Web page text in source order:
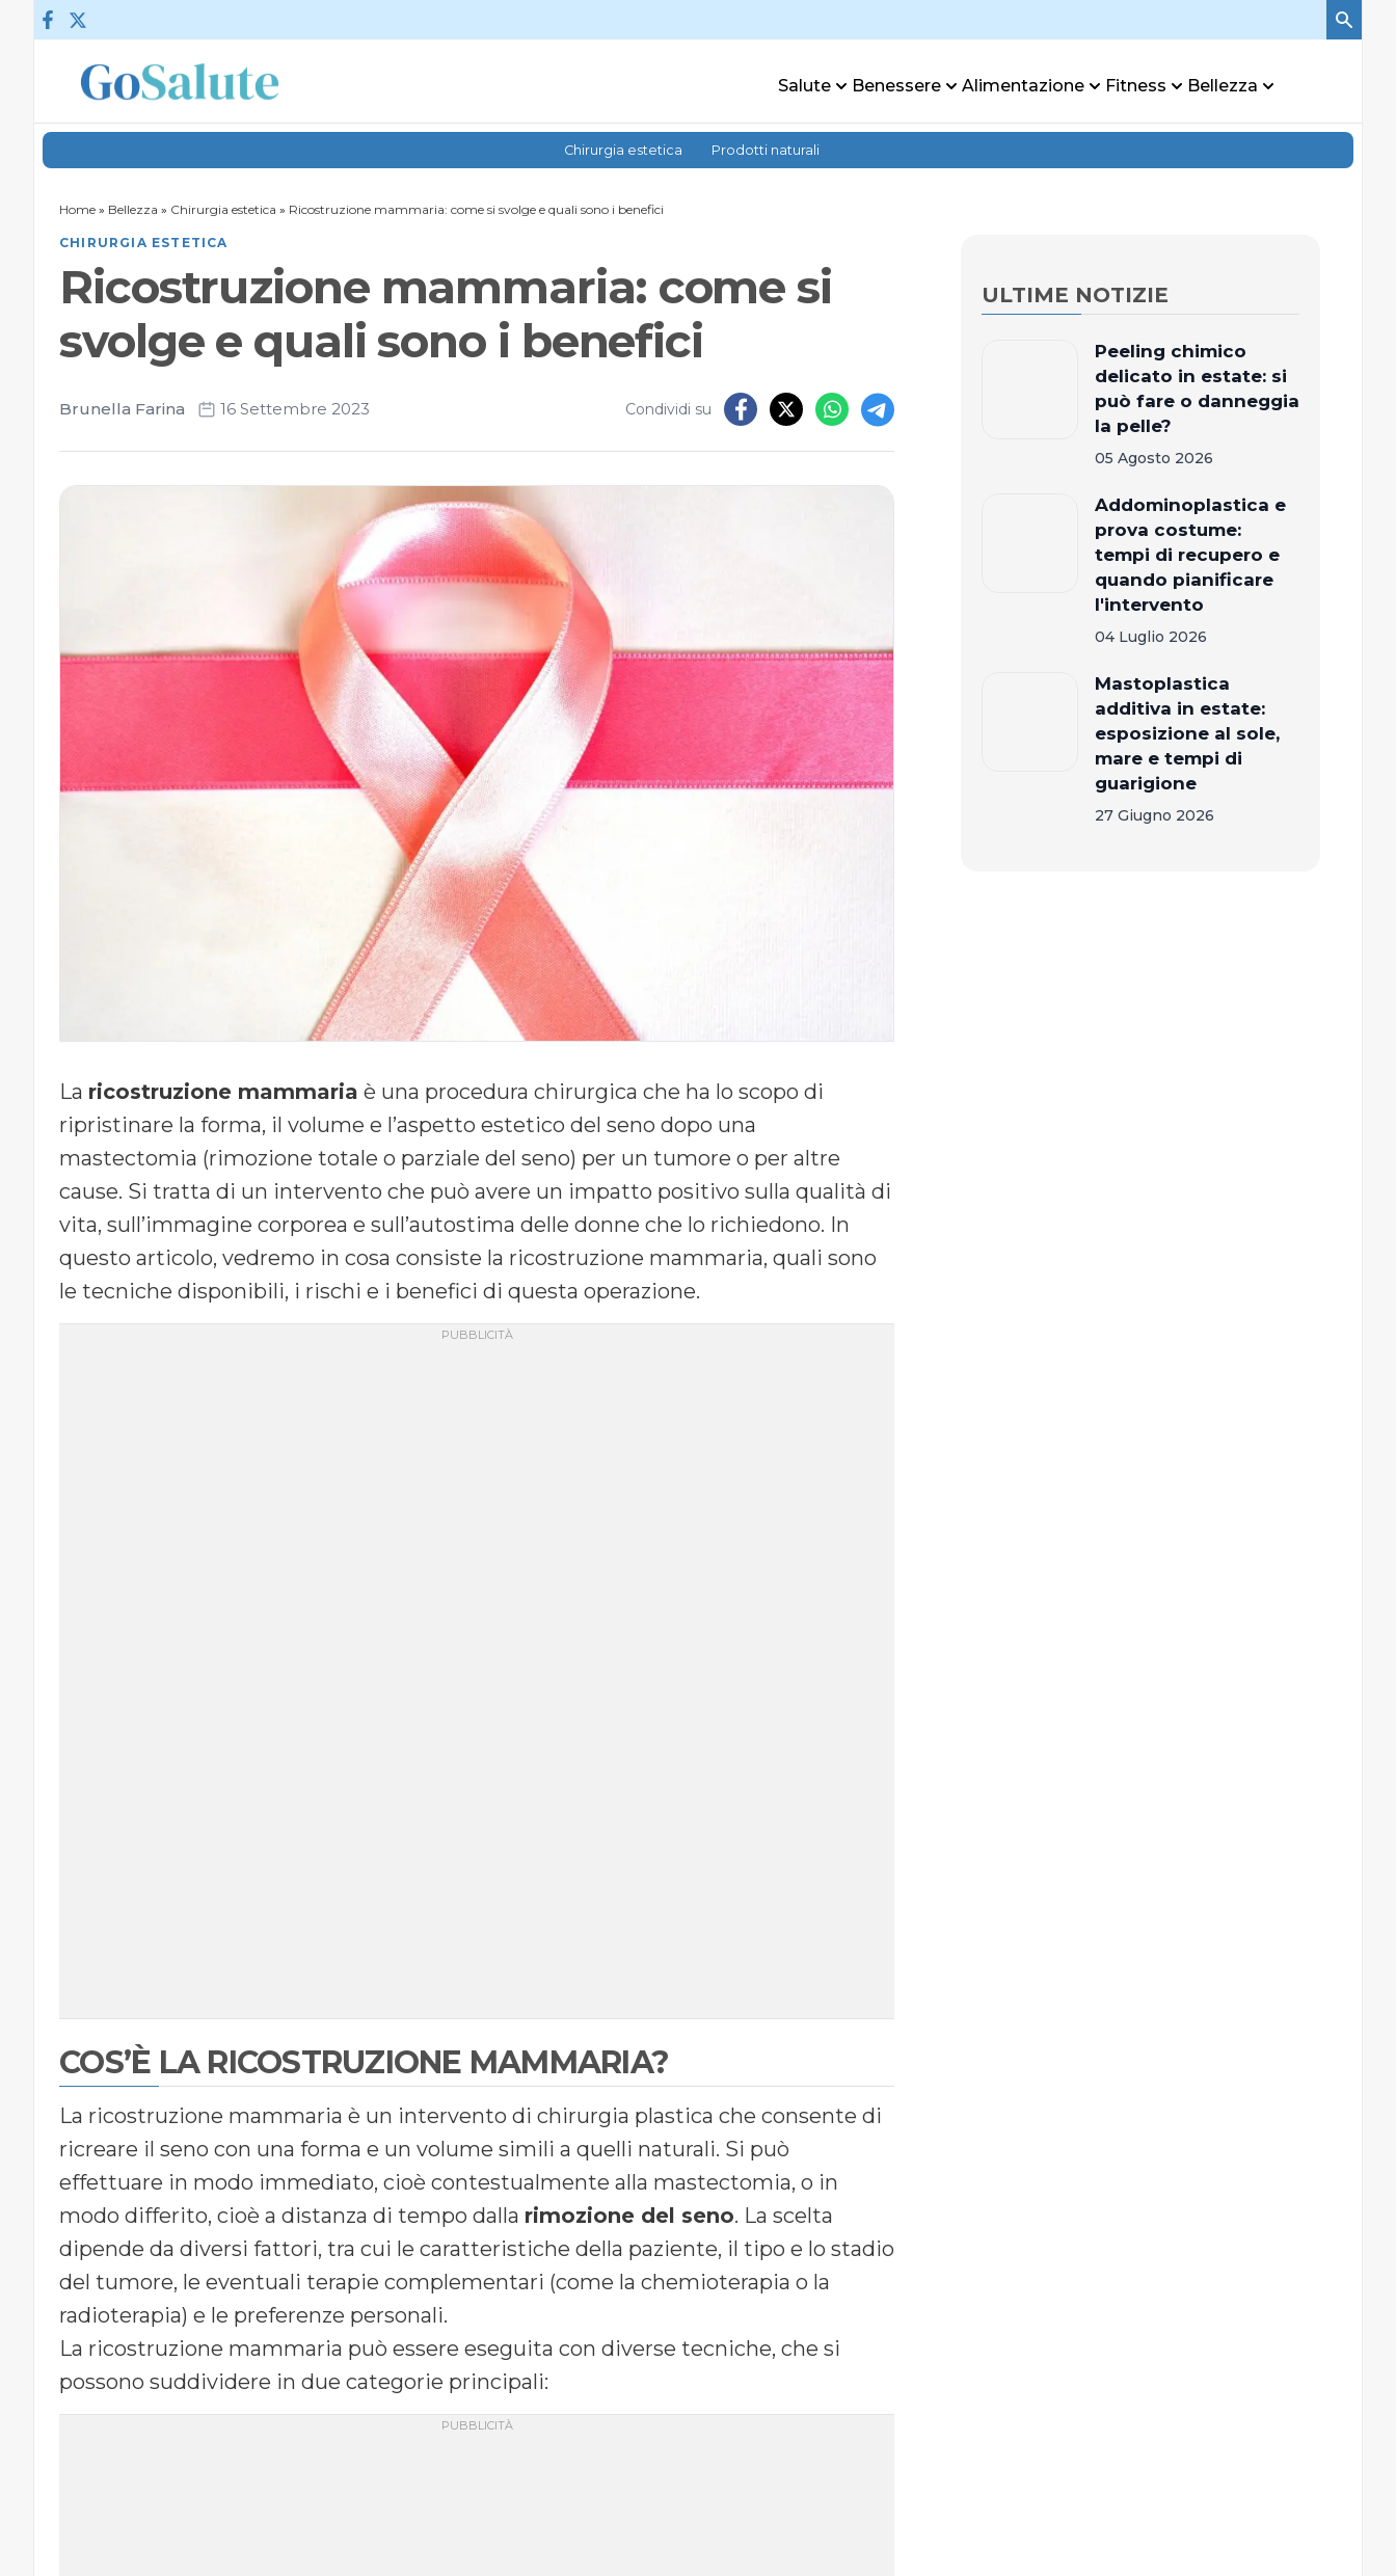
Vai al contenuto
Salute Benessere Alimentazione Fitness Bellezza
Chirurgia estetica Prodotti naturali
Home » Bellezza » Chirurgia estetica » Ricostruzione mammaria: come si svolge e quali sono i benefici
CHIRURGIA ESTETICA
Ricostruzione mammaria: come si
svolge e quali sono i benefici
Brunella Farina 16 Settembre 2023 Condividi su
La ricostruzione mammaria è una procedura chirurgica che ha lo scopo di
ripristinare la forma, il volume e l’aspetto estetico del seno dopo una
mastectomia (rimozione totale o parziale del seno) per un tumore o per altre
cause. Si tratta di un intervento che può avere un impatto positivo sulla qualità di
vita, sull’immagine corporea e sull’autostima delle donne che lo richiedono. In
questo articolo, vedremo in cosa consiste la ricostruzione mammaria, quali sono
le tecniche disponibili, i rischi e i benefici di questa operazione.
COS’È LA RICOSTRUZIONE MAMMARIA?
La ricostruzione mammaria è un intervento di chirurgia plastica che consente di
ricreare il seno con una forma e un volume simili a quelli naturali. Si può
effettuare in modo immediato, cioè contestualmente alla mastectomia, o in
modo differito, cioè a distanza di tempo dalla rimozione del seno. La scelta
dipende da diversi fattori, tra cui le caratteristiche della paziente, il tipo e lo stadio
del tumore, le eventuali terapie complementari (come la chemioterapia o la
radioterapia) e le preferenze personali.
La ricostruzione mammaria può essere eseguita con diverse tecniche, che si
possono suddividere in due categorie principali:
ULTIME NOTIZIE
Peeling chimico
delicato in estate: si
può fare o danneggia
la pelle?
05 Agosto 2026
Addominoplastica e
prova costume:
tempi di recupero e
quando pianificare
l'intervento
04 Luglio 2026
Mastoplastica
additiva in estate:
esposizione al sole,
mare e tempi di
guarigione
27 Giugno 2026